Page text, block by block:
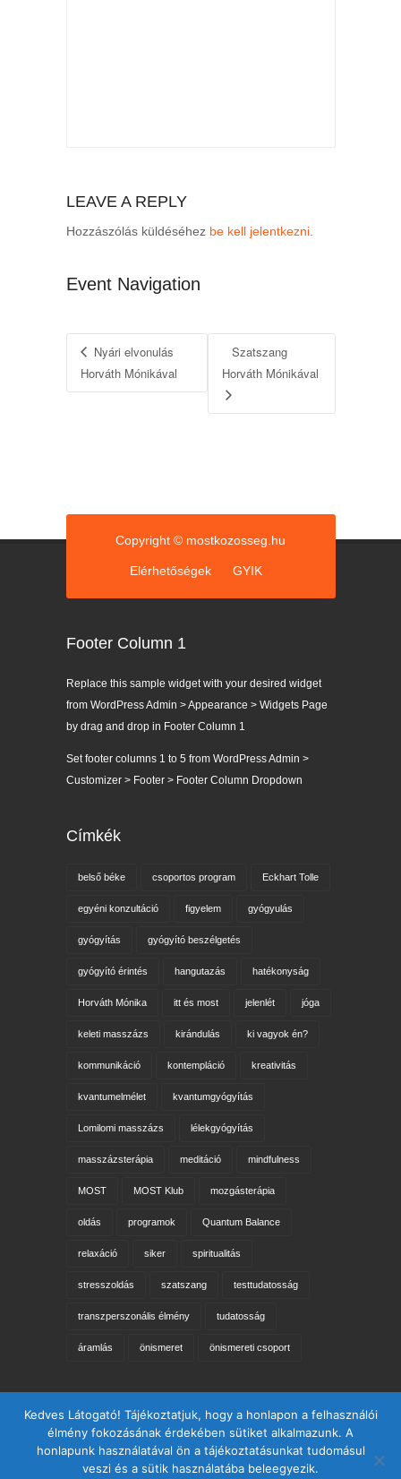
LEAVE A REPLY
Hozzászólás küldéséhez be kell jelentkezni.
Event Navigation
Nyári elvonulás
Horváth Mónikával
Szatszang
Horváth Mónikával
Copyright © mostkozosseg.hu
Elérhetőségek GYIK
Footer Column 1
Replace this sample widget with your desired widget
from WordPress Admin > Appearance > Widgets Page
by drag and drop in Footer Column 1
Set footer columns 1 to 5 from WordPress Admin >
Customizer > Footer > Footer Column Dropdown
Címkék
belső béke csoportos program Eckhart Tolle
egyéni konzultáció figyelem gyógyulás
gyógyítás gyógyító beszélgetés
gyógyító érintés hangutazás hatékonyság
Horváth Mónika itt és most jelenlét jóga
keleti masszázs kirándulás ki vagyok én?
kommunikáció kontempláció kreativitás
kvantumelmélet kvantumgyógyítás
Lomilomi masszázs lélekgyógyítás
masszázsterápia meditáció mindfulness
MOST MOST Klub mozgásterápia
oldás programok Quantum Balance
relaxáció siker spiritualitás
stresszoldás szatszang testtudatosság
transzperszonális élmény tudatosság
áramlás önismeret önismereti csoport
Keresés az oldalon
Kedves Látogató! Tájékoztatjuk, hogy a honlapon a felhasználói
élmény fokozásának érdekében sütiket alkalmazunk. A
honlapunk használatával ön a tájékoztatásunkat tudomásul
veszi és a sütik használatába beleegyezik.